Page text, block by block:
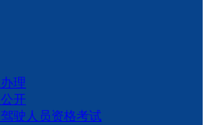
理
开
驶人员资格考试